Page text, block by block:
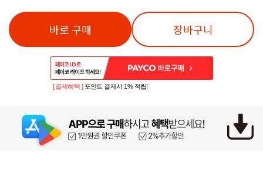
바로 구매 장바구니
[ 결제혜택 ] 포인트 결제시 1% 적립!